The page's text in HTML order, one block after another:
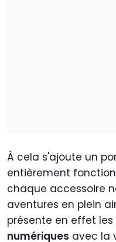
À cela s'ajoute un
entièrement
chaque accessoire
aventures en plein
présente en effet les
numériques avec la